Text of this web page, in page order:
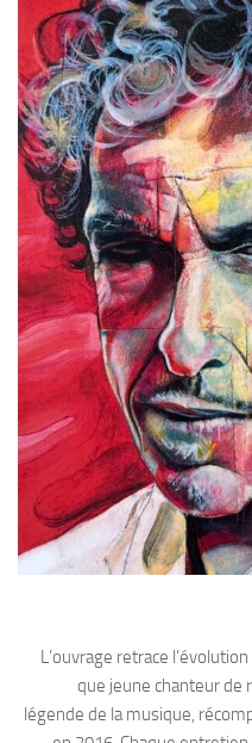
L’ouvrage retrace
que jeune chanteur de
légende de la musique,